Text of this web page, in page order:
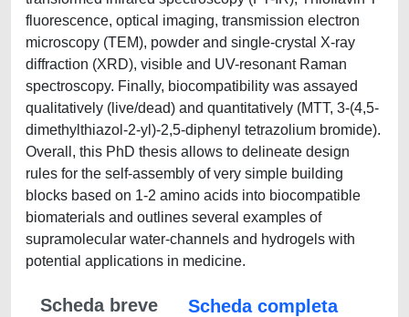
fluorescence, optical imaging, transmission electron
microscopy (TEM), powder and single-crystal X-ray
diffraction (XRD), visible and UV-resonant Raman
spectroscopy. Finally, biocompatibility was assayed
qualitatively (live/dead) and quantitatively (MTT, 3-(4,5-
dimethylthiazol-2-yl)-2,5-diphenyl tetrazolium bromide).
Overall, this PhD thesis allows to delineate design
rules for the self-assembly of very simple building
blocks based on 1-2 amino acids into biocompatible
biomaterials and outlines several examples of
supramolecular water-channels and hydrogels with
potential applications in medicine.
Scheda breve
Scheda completa